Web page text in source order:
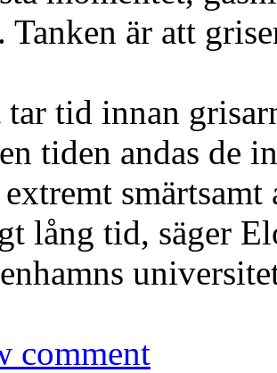
Tanken är att
tid innan
tiden andas de
lång tid, säger
comment